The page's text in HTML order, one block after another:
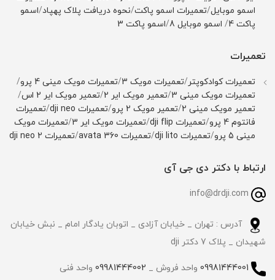
اسمو موبایل/تعمیرات اسمو پاکت/نحوه دریافت پلاک پهپاد/اسمو
پاکت 4
/ اسمو موبایل 8 /اسمو پاکت 3
تعمیرات
تعمیرات کوادکوپتر/تعمیرات مویک 3 /تعمیرات مویک مینی 4 پرو
/
تعمیرات مویک مینی 3
/تعمیر مویک ایر 2 /تعمیر مویک ایر 2 اس
/
تعمیر مویک مینی 2
/تعمیر مویک 2 پرو /تعمیرات dji neo /تعمیرات
فانتوم 4 پرو
/تعمیرات dji flip /تعمیرات مویک ایر 3 /تعمیرات مویک
مینی 5 پرو
/تعمیرات dji lito /تعمیرات avata 360 /تعمیرات dji neo 2
ارتباط با دکتر دی جی آی
آدرس : تهران _ خیابان آزادی _ اتوبان یادگار امام _ نبش خیابان
شهیدان _ پلاک 7 دکتر dji
09981444001 واحد فروش _ 09981444002 واحد فنی